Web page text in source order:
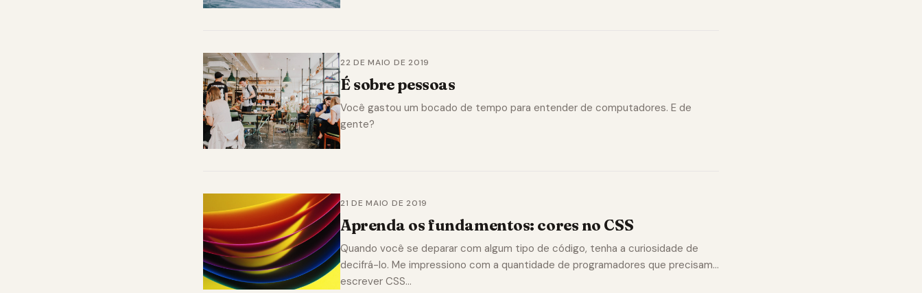
22 DE MAIO DE 2019
É sobre pessoas
Você gastou um bocado de tempo para entender de computadores. E de
gente?
21 DE MAIO DE 2019
Aprenda os fundamentos: cores no CSS
Quando você se deparar com algum tipo de código, tenha a curiosidade de
decifrá-lo. Me impressiono com a quantidade de programadores que precisam
escrever CSS…